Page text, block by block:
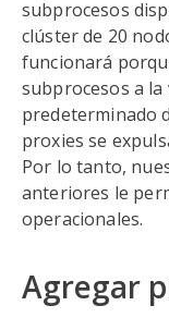
subprocesos
clúster de 20
funcionará
subprocesos a
predeterminado
proxies se
Por lo tanto,
anteriores le
operacionales.
Agregar